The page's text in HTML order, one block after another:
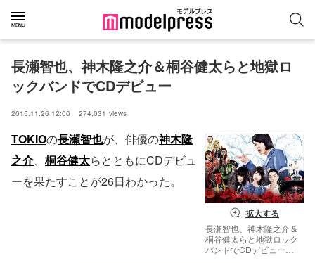
長瀬智也、神木隆之介＆桐谷健太らと地獄ロ
ックバンドでCDデビュー
2015.11.26 12:00 274,031 views
拡大する
長瀬智也、神木隆之介＆
桐谷健太らと地獄ロック
バンドでCDデビュー
TOKIOの長瀬智也が、俳優の神木隆
之介、 桐谷健太らとともにCDデビュ
ーを果たすことが26日わかった。